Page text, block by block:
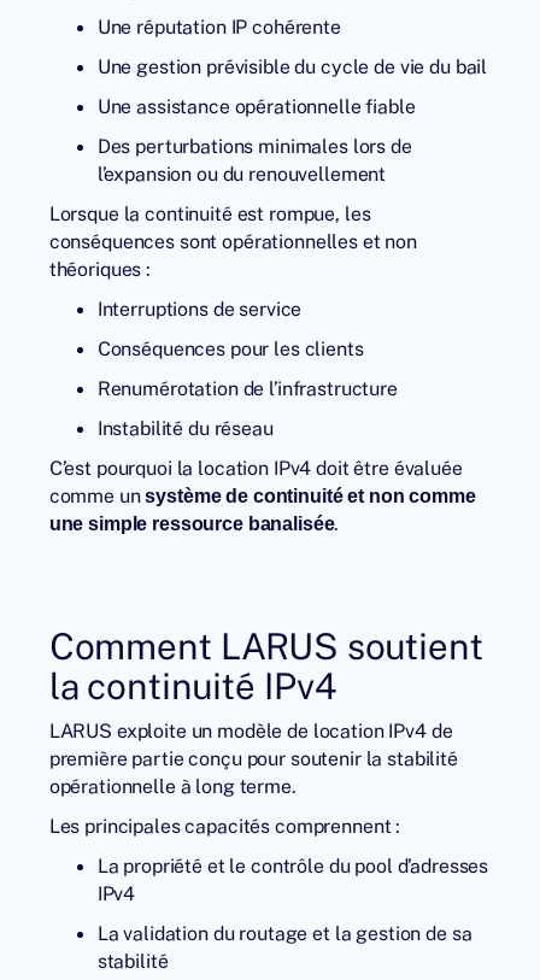
Une réputation IP cohérente
Une gestion prévisible du cycle de vie du bail
Une assistance opérationnelle fiable
Des perturbations minimales lors de
l’expansion ou du renouvellement
Lorsque la continuité est rompue, les
conséquences sont opérationnelles et non
théoriques :
Interruptions de service
Conséquences pour les clients
Renumérotation de l’infrastructure
Instabilité du réseau
C’est pourquoi la location IPv4 doit être évaluée
comme unsystème de continuité et non comme
une simple ressource banalisée.
Comment LARUS soutient
la continuité IPv4
LARUS exploite un modèle de location IPv4 de
première partie conçu pour soutenir la stabilité
opérationnelle à long terme.
Les principales capacités comprennent :
La propriété et le contrôle du pool d’adresses
IPv4
La validation du routage et la gestion de sa
stabilité